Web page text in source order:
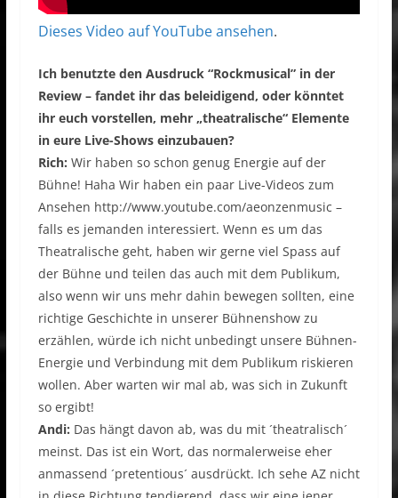
Dieses Video auf YouTube ansehen.
Ich benutzte den Ausdruck “Rockmusical” in der
Review – fandet ihr das beleidigend, oder könntet
ihr euch vorstellen, mehr „theatralische“ Elemente
in eure Live-Shows einzubauen?
Rich: Wir haben so schon genug Energie auf der
Bühne! Haha Wir haben ein paar Live-Videos zum
Ansehen http://www.youtube.com/aeonzenmusic –
falls es jemanden interessiert. Wenn es um das
Theatralische geht, haben wir gerne viel Spass auf
der Bühne und teilen das auch mit dem Publikum,
also wenn wir uns mehr dahin bewegen sollten, eine
richtige Geschichte in unserer Bühnenshow zu
erzählen, würde ich nicht unbedingt unsere Bühnen-
Energie und Verbindung mit dem Publikum riskieren
wollen. Aber warten wir mal ab, was sich in Zukunft
so ergibt!
Andi: Das hängt davon ab, was du mit ´theatralisch´
meinst. Das ist ein Wort, das normalerweise eher
anmassend ´pretentious´ ausdrückt. Ich sehe AZ nicht